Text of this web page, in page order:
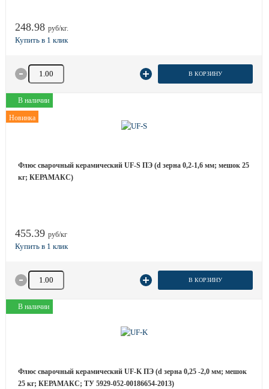
248.98 руб/кг.
Количество товара В КОРЗИНУ
В наличии
Новинка
Флюс сварочный керамический UF-S ПЭ (d зерна 0,2-1,6 мм; мешок 25
кг; КЕРАМАКС)
455.39 руб/кг
Количество товара В КОРЗИНУ
В наличии
Флюс сварочный керамический UF-K ПЭ (d зерна 0,25 -2,0 мм; мешок
25 кг; КЕРАМАКС; ТУ 5929-052-00186654-2013)